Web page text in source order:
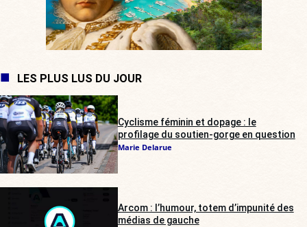
LES PLUS LUS DU JOUR
Cyclisme féminin et dopage : le
profilage du soutien-gorge en question
Marie Delarue
Arcom : l’humour, totem d’impunité des
médias de gauche